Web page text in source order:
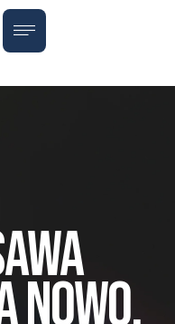
nowo.